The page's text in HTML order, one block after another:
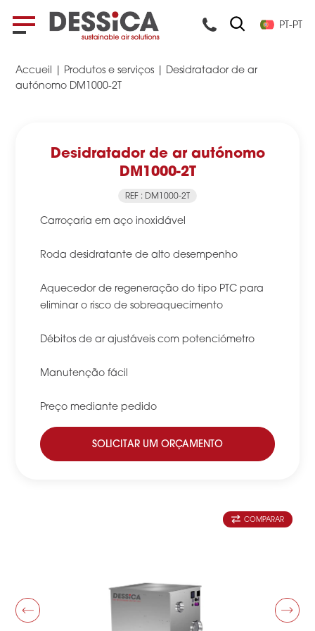
PT-PT
Accueil Produtos e serviços
Desidratador de ar
autónomo DM1000-2T
COMPARAR
Desidratador de ar autónomo
DM1000-2T
REF : DM1000-2T
Carroçaria em aço inoxidável
Roda desidratante de alto desempenho
Aquecedor de regeneração do tipo PTC para
eliminar o risco de sobreaquecimento
Débitos de ar ajustáveis com potenciómetro
Manutenção fácil
Preço mediante pedido
SOLICITAR UM ORÇAMENTO